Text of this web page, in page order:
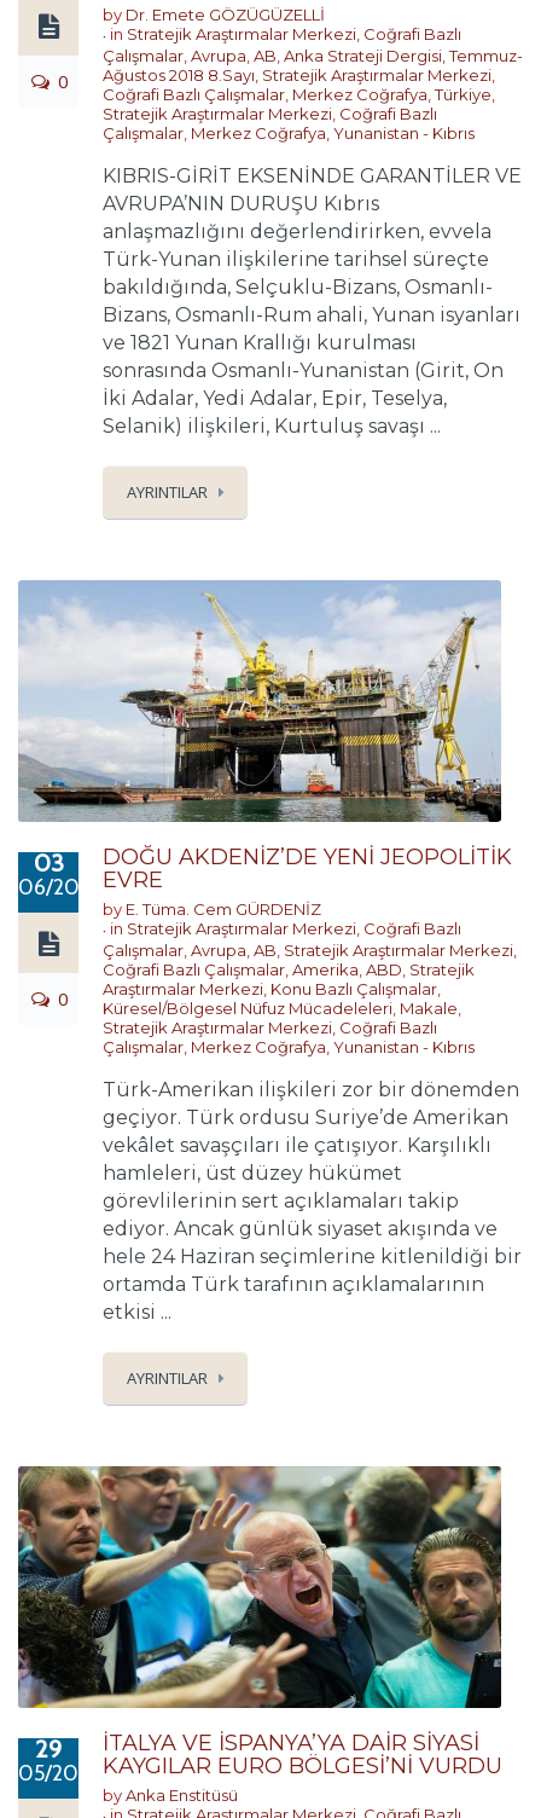
0
by Dr. Emete GÖZÜGÜZELLİ
in Stratejik Araştırmalar Merkezi Coğrafi Bazlı
Çalışmalar Avrupa AB Anka Strateji Dergisi ,Temmuz-
Ağustos 2018 8.Sayı Stratejik Araştırmalar Merkezi
Coğrafi Bazlı Çalışmalar Merkez Coğrafya ,Türkiye
Stratejik Araştırmalar Merkezi Coğrafi Bazlı
Çalışmalar Merkez Coğrafya Yunanistan - Kıbrıs
KIBRIS-GİRİT EKSENİNDE GARANTİLER VE
AVRUPA’NIN DURUŞU Kıbrıs
anlaşmazlığını değerlendirirken, evvela
Türk-Yunan ilişkilerine tarihsel süreçte
bakıldığında, Selçuklu-Bizans, Osmanlı-
Bizans, Osmanlı-Rum ahali, Yunan isyanları
ve 1821 Yunan Krallığı kurulması
sonrasında Osmanlı-Yunanistan (Girit, On
İki Adalar, Yedi Adalar, Epir, Teselya,
Selanik) ilişkileri, Kurtuluş savaşı ...
AYRINTILAR
03
06/2018
0
DOĞU AKDENİZ’DE YENİ JEOPOLİTİK
EVRE
by E. Tüma. Cem GÜRDENİZ
in Stratejik Araştırmalar Merkezi Coğrafi Bazlı
Çalışmalar Avrupa AB Stratejik Araştırmalar Merkezi
Coğrafi Bazlı Çalışmalar Amerika ABD Stratejik
Araştırmalar Merkezi Konu Bazlı Çalışmalar
Küresel/Bölgesel Nüfuz Mücadeleleri Makale
Stratejik Araştırmalar Merkezi Coğrafi Bazlı
Çalışmalar Merkez Coğrafya Yunanistan - Kıbrıs
Türk-Amerikan ilişkileri zor bir dönemden
geçiyor. Türk ordusu Suriye’de Amerikan
vekâlet savaşçıları ile çatışıyor. Karşılıklı
hamleleri, üst düzey hükümet
görevlilerinin sert açıklamaları takip
ediyor. Ancak günlük siyaset akışında ve
hele 24 Haziran seçimlerine kitlenildiği bir
ortamda Türk tarafının açıklamalarının
etkisi ...
AYRINTILAR
29
05/2018
İTALYA VE İSPANYA’YA DAİR SİYASİ
KAYGILAR EURO BÖLGESİ’Nİ VURDU
byAnka Enstitüsü